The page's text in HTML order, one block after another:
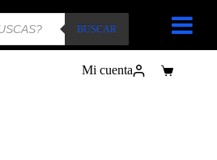
BUSCAR
Mi cuenta
Carro